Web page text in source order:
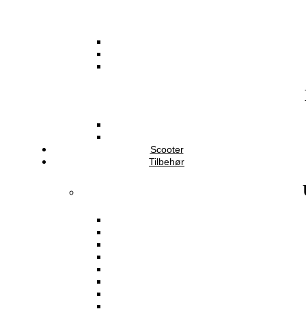
Scooter
Tilbehør